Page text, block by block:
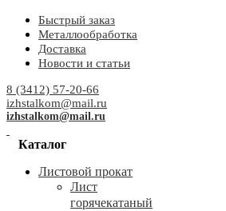
Быстрый заказ
Металлообработка
Доставка
Новости и статьи
8 (3412) 57-20-66
izhstalkom@mail.ru
izhstalkom@mail.ru
Каталог
Листовой прокат
Лист
горячекатаный